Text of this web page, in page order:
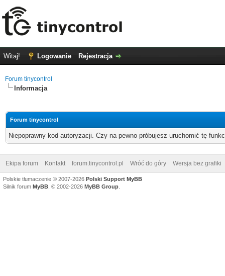
Witaj! Logowanie Rejestracja
Forum tinycontrol
Informacja
Forum tinycontrol
Niepoprawny kod autoryzacji. Czy na pewno próbujesz uruchomić tę
Ekipa forum Kontakt forum.tinycontrol.pl Wróć do góry Wersja bez grafiki
Polskie tłumaczenie © 2007-2026 Polski Support MyBB
Silnik forum MyBB , © 2002-2026 MyBB Group